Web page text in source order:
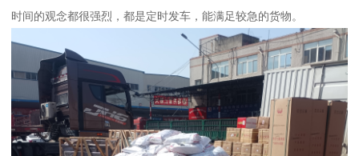
时间的观念都很强烈，都是定时发车，能满足较急的货物。